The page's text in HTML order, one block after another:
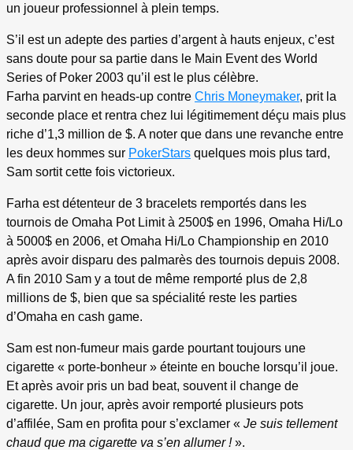
un joueur professionnel à plein temps.
S’il est un adepte des parties d’argent à hauts enjeux, c’est
sans doute pour sa partie dans le Main Event des World
Series of Poker 2003 qu’il est le plus célèbre.
Farha parvint en heads-up contre Chris Moneymaker, prit la
seconde place et rentra chez lui légitimement déçu mais plus
riche d’1,3 million de $. A noter que dans une revanche entre
les deux hommes sur PokerStars quelques mois plus tard,
Sam sortit cette fois victorieux.
Farha est détenteur de 3 bracelets remportés dans les
tournois de Omaha Pot Limit à 2500$ en 1996, Omaha Hi/Lo
à 5000$ en 2006, et Omaha Hi/Lo Championship en 2010
après avoir disparu des palmarès des tournois depuis 2008.
A fin 2010 Sam y a tout de même remporté plus de 2,8
millions de $, bien que sa spécialité reste les parties
d’Omaha en cash game.
Sam est non-fumeur mais garde pourtant toujours une
cigarette « porte-bonheur » éteinte en bouche lorsqu’il joue.
Et après avoir pris un bad beat, souvent il change de
cigarette. Un jour, après avoir remporté plusieurs pots
d’affilée, Sam en profita pour s’exclamer « Je suis tellement
chaud que ma cigarette va s’en allumer !».